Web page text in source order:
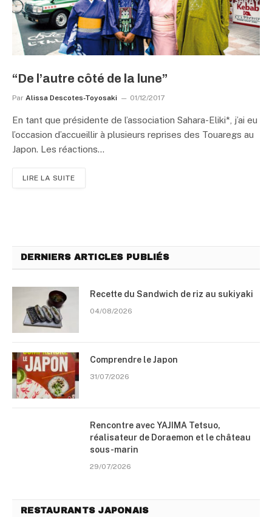
“De l’autre côté de la lune”
Par Alissa Descotes-Toyosaki 01/12/2017
En tant que présidente de l’association Sahara-Eliki*, j’ai eu
l’occasion d’accueillir à plusieurs reprises des Touaregs au
Japon. Les réactions…
LIRE LA SUITE
DERNIERS ARTICLES PUBLIÉS
Recette du Sandwich de riz au sukiyaki
04/08/2026
Comprendre le Japon
31/07/2026
Rencontre avec YAJIMA Tetsuo,
réalisateur de Doraemon et le château
sous-marin
29/07/2026
RESTAURANTS JAPONAIS